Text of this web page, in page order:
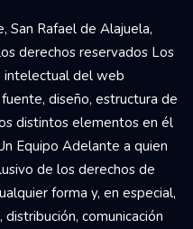
San Rafael de Alajuela,
derechos reservados Los
intelectual del web
diseño, estructura de
distintos elementos en él
Equipo Adelante a quien
de los derechos de
forma y, en especial,
comunicación